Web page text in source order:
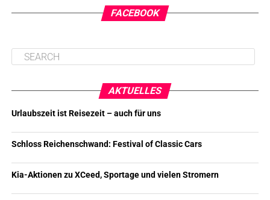
FACEBOOK
AKTUELLES
Urlaubszeit ist Reisezeit – auch für uns
Schloss Reichenschwand: Festival of Classic Cars
Kia-Aktionen zu XCeed, Sportage und vielen Stromern